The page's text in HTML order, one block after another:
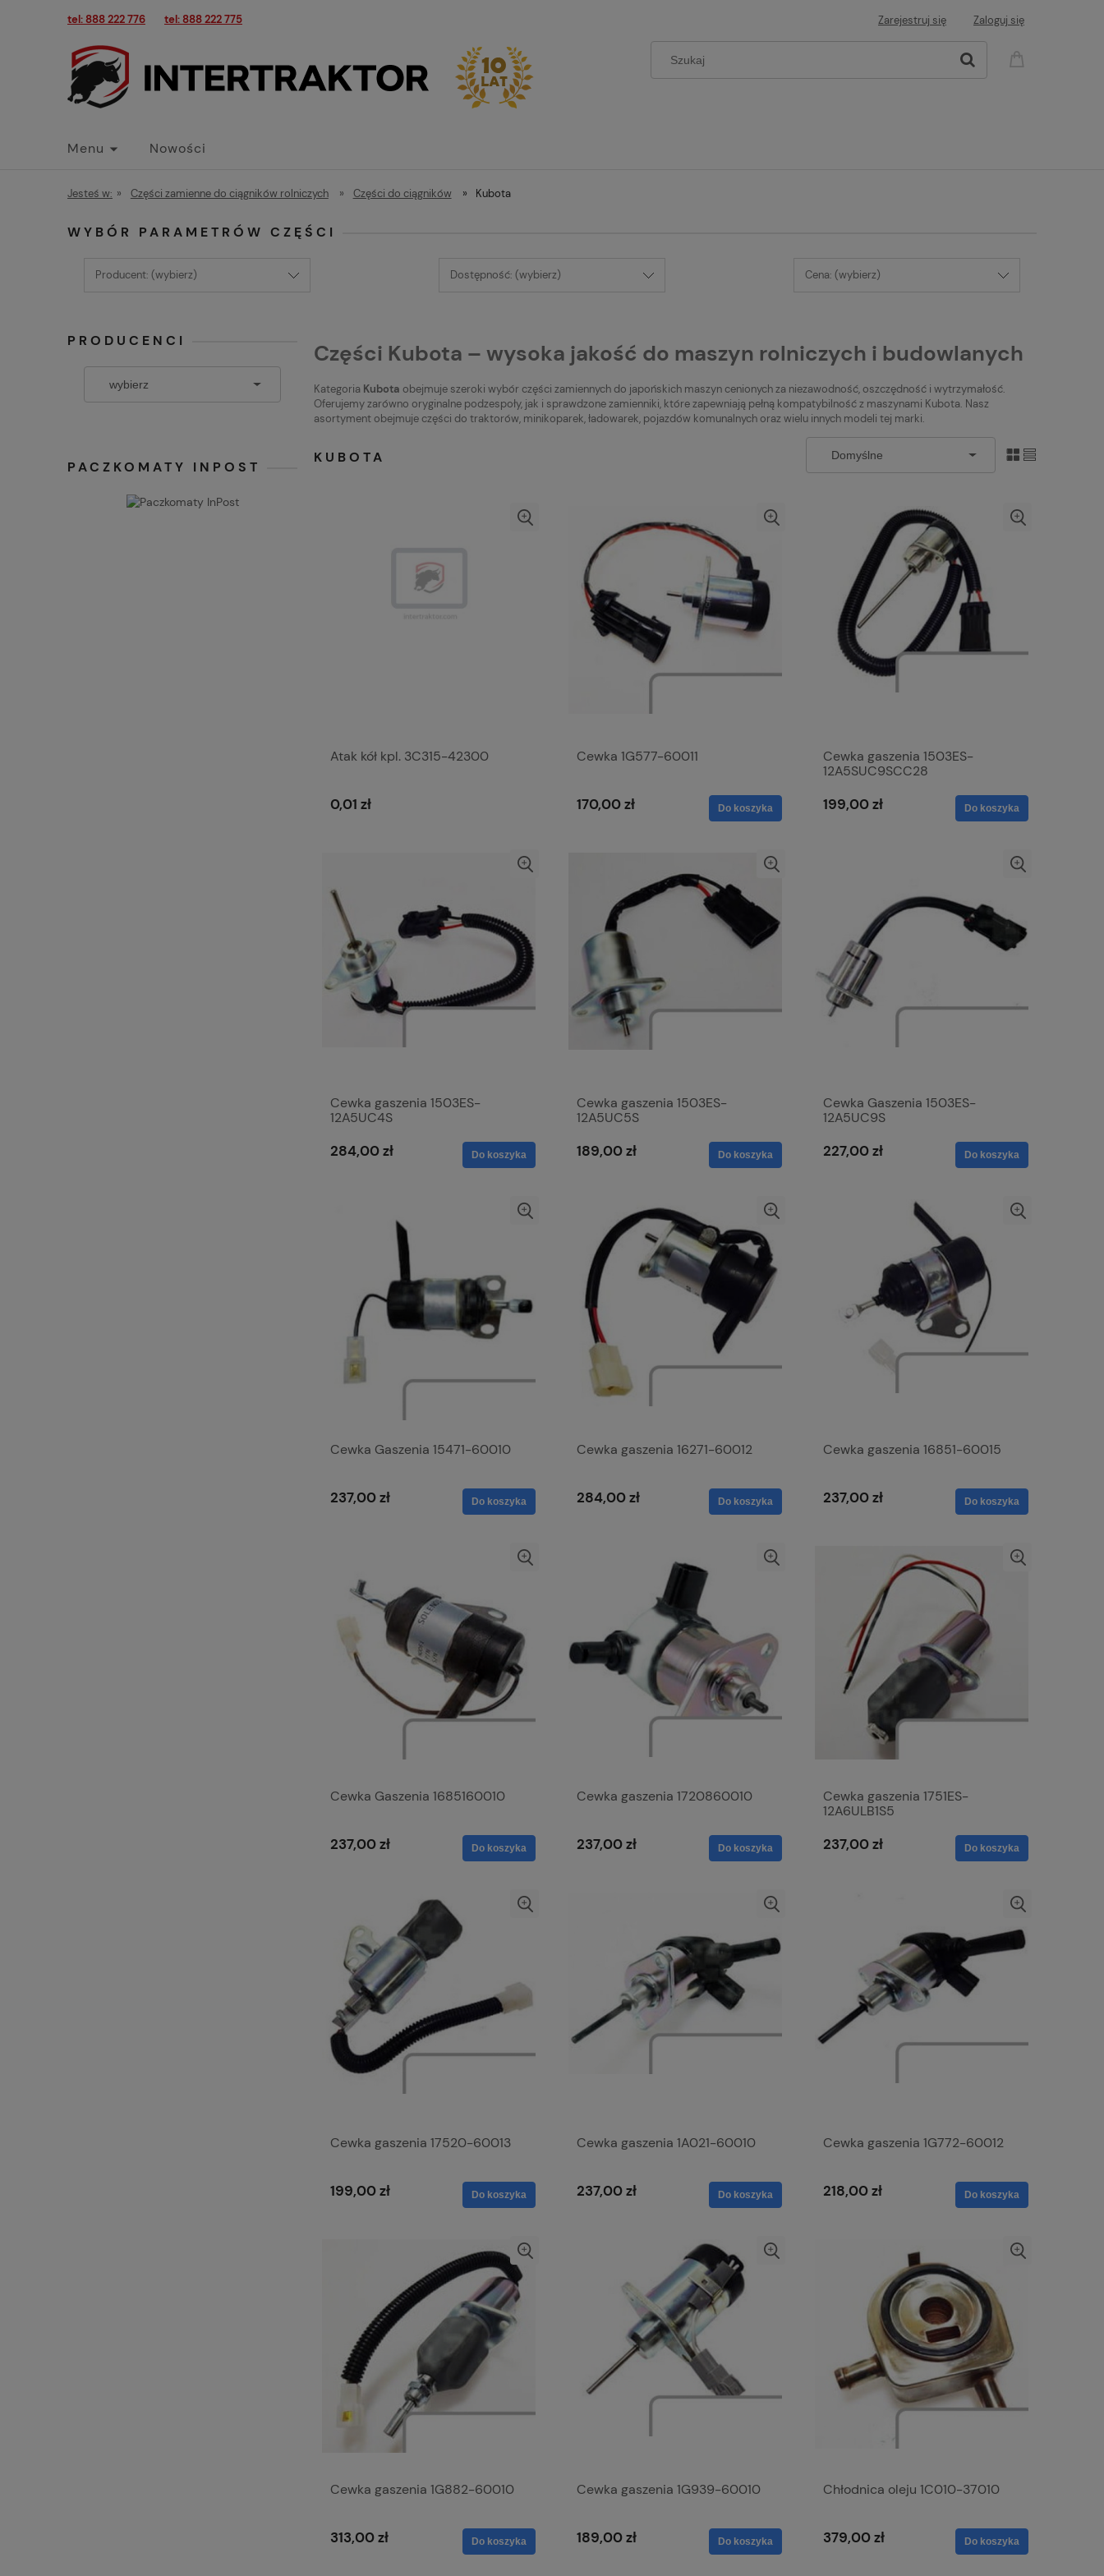
tel: 888 222 776 tel: 888 222 775 Zarejestruj się Zaloguj się
Menu Nowości
Jesteś w: » Części zamienne do ciągników rolniczych » Części do ciągników » Kubota
WYBÓR PARAMETRÓW CZĘŚCI
Producent: (wybierz) Dostępność: (wybierz) Cena: (wybierz)
PRODUCENCI
PACZKOMATY INPOST
Części Kubota – wysoka jakość do maszyn rolniczych i budowlanych
Kategoria Kubota obejmuje szeroki wybór części zamiennych do japońskich maszyn cenionych za niezawodność, oszczędność i wytrzymałość.
Oferujemy zarówno oryginalne podzespoły, jak i sprawdzone zamienniki, które zapewniają pełną kompatybilność z maszynami Kubota. Nasz
asortyment obejmuje części do traktorów, minikoparek, ładowarek, pojazdów komunalnych oraz wielu innych modeli tej marki.
KUBOTA
Atak kół kpl. 3C315-42300
0,01 zł
Cewka 1G577-60011
170,00 zł Do koszyka
Cewka gaszenia 1503ES-
12A5SUC9SCC28
199,00 zł Do koszyka
Cewka gaszenia 1503ES-
12A5UC4S
284,00 zł Do koszyka
Cewka gaszenia 1503ES-
12A5UC5S
189,00 zł Do koszyka
Cewka Gaszenia 1503ES-
12A5UC9S
227,00 zł Do koszyka
Cewka Gaszenia 15471-60010
237,00 zł Do koszyka
Cewka gaszenia 16271-60012
284,00 zł Do koszyka
Cewka gaszenia 16851-60015
237,00 zł Do koszyka
Cewka Gaszenia 1685160010
237,00 zł Do koszyka
Cewka gaszenia 1720860010
237,00 zł Do koszyka
Cewka gaszenia 1751ES-
12A6ULB1S5
237,00 zł Do koszyka
Cewka gaszenia 17520-60013
199,00 zł Do koszyka
Cewka gaszenia 1A021-60010
237,00 zł Do koszyka
Cewka gaszenia 1G772-60012
218,00 zł Do koszyka
Cewka gaszenia 1G882-60010
313,00 zł Do koszyka
Cewka gaszenia 1G939-60010
189,00 zł Do koszyka
Chłodnica oleju 1C010-37010
379,00 zł Do koszyka